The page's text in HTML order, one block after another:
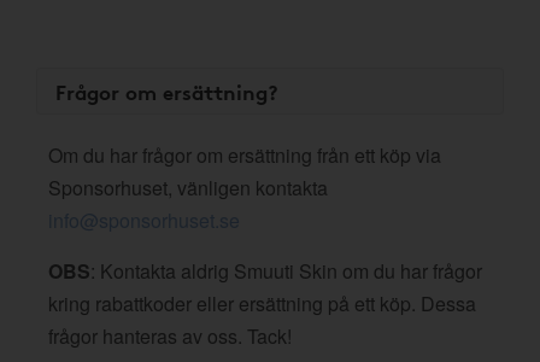
Frågor om ersättning?
Om du har frågor om ersättning från ett köp via
Sponsorhuset, vänligen kontakta
info@sponsorhuset.se
OBS: Kontakta aldrig Smuuti Skin om du har frågor
kring rabattkoder eller ersättning på ett köp. Dessa
frågor hanteras av oss. Tack!